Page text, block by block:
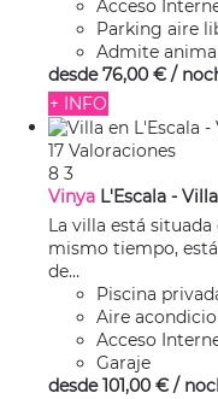
Acceso
Parking aire
Admite
desde 76,00 € /
+ INFO
17 Valoraciones
8 3
Vinya L'Escala - Villa
La villa está
mismo tiempo,
de...
Piscina
Aire
Acceso
Garaje
desde 101,00 € /